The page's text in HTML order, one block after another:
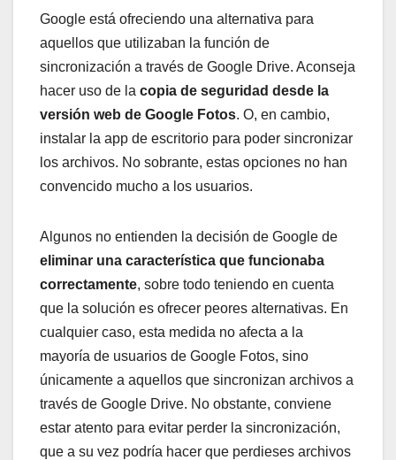
Google está ofreciendo una alternativa para
aquellos que utilizaban la función de
sincronización a través de Google Drive. Aconseja
hacer uso de la copia de seguridad desde la
versión web de Google Fotos. O, en cambio,
instalar la app de escritorio para poder sincronizar
los archivos. No sobrante, estas opciones no han
convencido mucho a los usuarios.
Algunos no entienden la decisión de Google de
eliminar una característica que funcionaba
correctamente, sobre todo teniendo en cuenta
que la solución es ofrecer peores alternativas. En
cualquier caso, esta medida no afecta a la
mayoría de usuarios de Google Fotos, sino
únicamente a aquellos que sincronizan archivos a
través de Google Drive. No obstante, conviene
estar atento para evitar perder la sincronización,
que a su vez podría hacer que perdieses archivos